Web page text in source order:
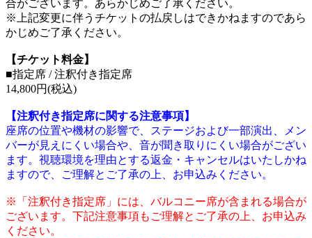
合がございます。あらかじめご了承ください。
※上記変更に伴うチケットの払戻しはできかねますのであら
かじめご了承ください。
【チケット料金】
■指定席 / 注釈付き指定席
14,800円(税込)
【注釈付き指定席に関する注意事項】
座席の位置や機材の影響で、ステージおよび一部演出、メン
バーが見えにくい場合や、音が聞き取りにくい場合がござい
ます。視聴環境を理由とする返金・キャンセルはいたしかね
ますので、ご理解とご了承の上、お申込みください。
※「注釈付き指定席」には、バルコニー席が含まれる場合が
ございます。下記注意事項もご理解とご了承の上、お申込み
ください。